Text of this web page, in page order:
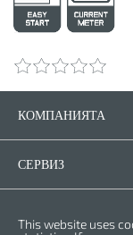
КОМПАНИЯТА
СЕРВИЗ
Гаранционни
Политика за
This website uses